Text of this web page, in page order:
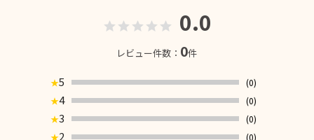
0.0
レビュー件数： 0件
★5
(0)
★4
(0)
★3
(0)
★2 (0)